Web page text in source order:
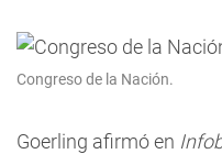
Congreso de la Nación.
Goerling afirmó en